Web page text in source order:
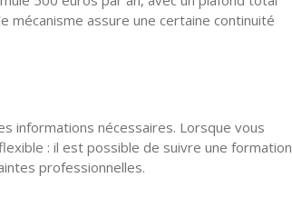
mécanisme assure une certaine continuité
informations nécessaires. Lorsque vous
: il est possible de suivre une formation
professionnelles.